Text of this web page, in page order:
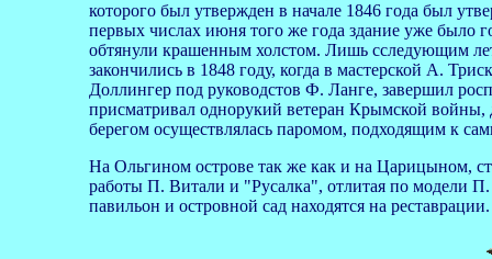
которого был утвержден в начале 1846 года был
первых числах июня того же года здание уже было
обтянули крашенным холстом. Лишь сследующим
закончились в 1848 году, когда в мастерской А.
Доллингер под руководстов Ф. Ланге, завершил
присматривал однорукий ветеран Крымской войны,
берегом осуществлялась паромом, подходящим к
На Ольгином острове так же как и на Царицыном,
работы П. Витали и "Русалка", отлитая по модели
павильон и островной сад находятся на реставрации.